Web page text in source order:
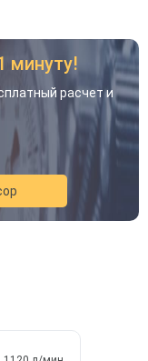
минуту!
расчет и